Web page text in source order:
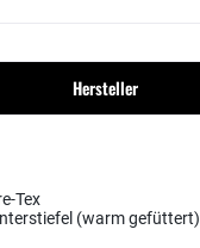
Hersteller
Tex
(warm gefüttert)